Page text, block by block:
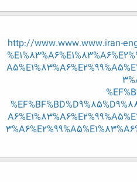
http://www.www.www.iran-